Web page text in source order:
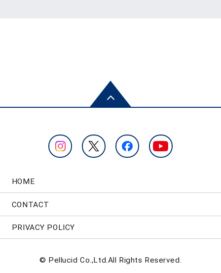
HOME
CONTACT
PRIVACY POLICY
© Pellucid Co.,Ltd.All Rights Reserved.